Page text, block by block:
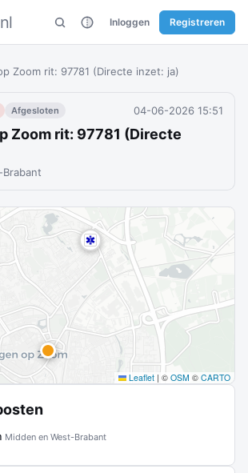
Inloggen Registreren
Zoom rit: 97781 (Directe inzet: ja)
Afgesloten 04-06-2026 15:51
Zoom rit: 97781 (Directe
Leaflet | © OSM © CARTO
Midden en West-Brabant